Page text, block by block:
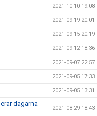
2021-10-10 19:08
2021-09-19 20:01
2021-09-15 20:19
2021-09-12 18:36
2021-09-07 22:57
2021-09-05 17:33
2021-09-05 13:31
dagarna
2021-08-29 18:43